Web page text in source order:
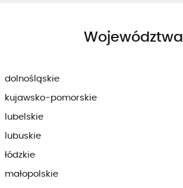
Województwa
dolnośląskie
kujawsko-pomorskie
lubelskie
lubuskie
łódzkie
małopolskie